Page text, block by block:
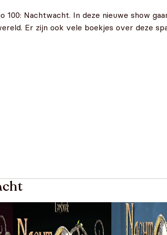
100: Nachtwacht. In deze nieuwe show
Er zijn ook vele boekjes over deze